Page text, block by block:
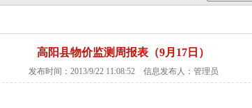
高阳县物价监测周报表（9月17日）
发布时间：2013/9/22 11:08:52 信息发布人：管理员